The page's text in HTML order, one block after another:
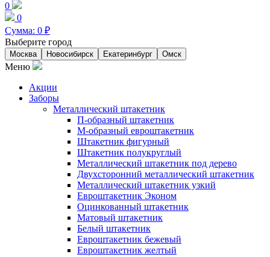
0
0
Сумма: 0 ₽
Выберите город
Москва Новосибирск Екатеринбург Омск
Меню
Акции
Заборы
Металлический штакетник
П-образный штакетник
М-образный евроштакетник
Штакетник фигурный
Штакетник полукруглый
Металлический штакетник под дерево
Двухсторонний металлический штакетник
Металлический штакетник узкий
Евроштакетник Эконом
Оцинкованный штакетник
Матовый штакетник
Белый штакетник
Евроштакетник бежевый
Евроштакетник желтый